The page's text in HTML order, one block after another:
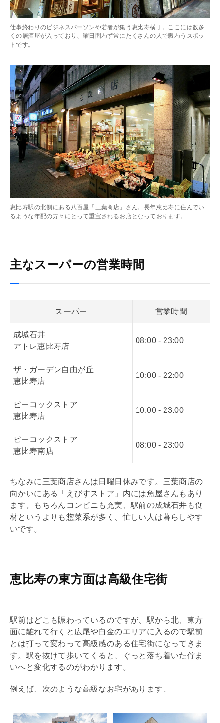
仕事終わりのビジネスパーソンや若者が集う恵比寿横丁。ここには数多
くの居酒屋が入っており、曜日問わず常にたくさんの人で賑わうスポッ
トです。
恵比寿駅の北側にある八百屋「三葉商店」さん。長年恵比寿に住んでい
るような年配の方々にとって重宝されるお店となっております。
主なスーパーの営業時間
スーパー 営業時間
成城石井
アトレ恵比寿店
08:00 - 23:00
ザ・ガーデン自由が丘
恵比寿店
10:00 - 22:00
ピーコックストア
恵比寿店
10:00 - 23:00
ピーコックストア
恵比寿南店
08:00 - 23:00
ちなみに三葉商店さんは日曜日休みです。三葉商店の
向かいにある「えびすストア」内には魚屋さんもあり
ます。もちろんコンビニも充実、駅前の成城石井も食
材というよりも惣菜系が多く、忙しい人は暮らしやす
いです。
恵比寿の東方面は高級住宅街
駅前はどこも賑わっているのですが、駅から北、東方
面に離れて行くと広尾や白金のエリアに入るので駅前
とは打って変わって高級感のある住宅街になってきま
す。駅を抜けて歩いてくると、ぐっと落ち着いた佇ま
いへと変化するのがわかります。
例えば、次のような高級なお宅があります。